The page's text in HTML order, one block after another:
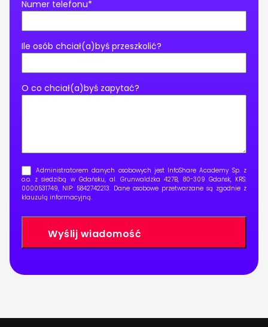
Numer telefonu*
Ile osób chciał(a)byś przeszkolić?
O co chciał(a)byś zapytać?
Administratorem danych osobowych jest InfoShare Academy Sp. z
o.o. z siedzibą w Gdańsku, al. Grunwaldzka 427B, 80-309 Gdańsk, KRS:
0000531749, NIP: 5842742213. Dane osobowe przetwarzane są zgodnie z
klauzulą informacyjną.